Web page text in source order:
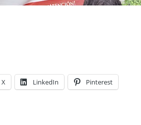
X LinkedIn Pinterest